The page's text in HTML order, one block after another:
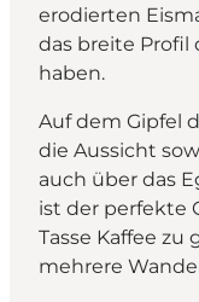
erodierten
das breite Profil
haben.
Auf dem Gipfel
die Aussicht
auch über das
ist der perfekte
Tasse Kaffee zu
mehrere